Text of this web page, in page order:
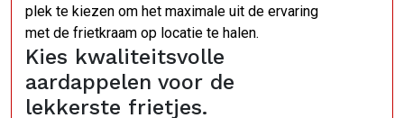
plek te kiezen om het maximale uit de ervaring
met de frietkraam op locatie te halen.
Kies kwaliteitsvolle
aardappelen voor de
lekkerste frietjes.